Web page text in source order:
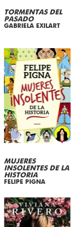
TORMENTAS DEL
PASADO
GABRIELA EXILART
MUJERES
INSOLENTES DE LA
HISTORIA
FELIPE PIGNA